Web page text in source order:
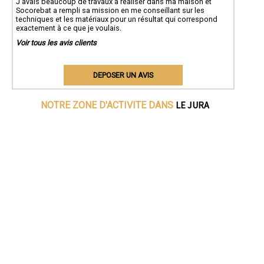
Socorebat a rempli sa mission en me conseillant sur les
techniques et les matériaux pour un résultat qui correspond
exactement à ce que je voulais.
Voir tous les avis clients
DEPOSER UN AVIS
NOTRE ZONE D'ACTIVITE DANS LE JURA